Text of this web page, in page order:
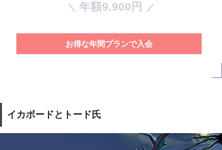
年額9,900円
お得な年間プランで入会
イカボードとトード氏